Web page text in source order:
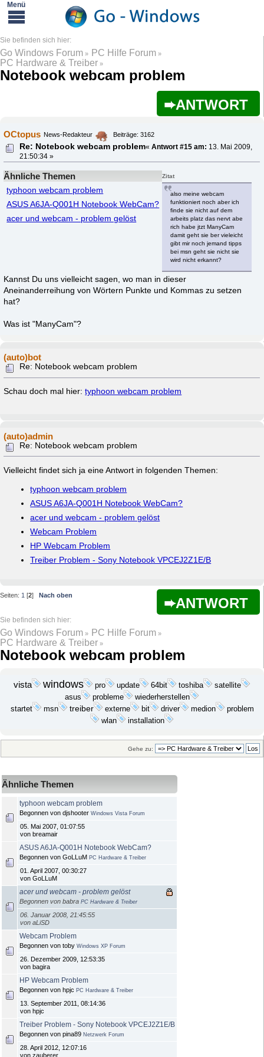
Go Windows Forum » PC Hilfe Forum »
PC Hardware & Treiber »
Notebook webcam problem
ANTWORT
OCtopus News-Redakteur Beiträge: 3162
Re: Notebook webcam problem«Antwort #15 am: 13. Mai 2009,
21:50:34 »
Ähnliche Themen
typhoon webcam problem
ASUS A6JA-Q001H Notebook WebCam?
acer und webcam - problem gelöst
Zitat
also meine webcam
funktioniert noch aber ich
finde sie nicht auf dem
arbeits platz das nervt abe
rich habe jtzt ManyCam
damit geht sie ber vieleicht
gibt mir noch jemand tipps
bei msn geht sie nicht sie
wird nicht erkannt?
Kannst Du uns vielleicht sagen, wo man in dieser
Aneinanderreihung von Wörtern Punkte und Kommas zu setzen
hat?
Was ist "ManyCam"?
(auto)bot
Re: Notebook webcam problem
Schau doch mal hier:typhoon webcam problem
(auto)admin
Re: Notebook webcam problem
Vielleicht findet sich ja eine Antwort in folgenden Themen:
typhoon webcam problem
ASUS A6JA-Q001H Notebook WebCam?
acer und webcam - problem gelöst
Webcam Problem
HP Webcam Problem
Treiber Problem - Sony Notebook VPCEJ2Z1E/B
ANTWORT
Seiten: 1 [2] Nach oben
Go Windows Forum » PC Hilfe Forum »
PC Hardware & Treiber »
Notebook webcam problem
vista windows pro update 64bit toshiba
satellite
asus
probleme
wiederherstellen
startet
msn treiber externe bit driver medion
problem
wlan
installation
Gehe zu:
Ähnliche Themen
typhoon webcam problem
Begonnen von djshooter Windows Vista Forum
05. Mai 2007, 01:07:55
von breamair
ASUS A6JA-Q001H Notebook WebCam?
Begonnen von GoLLuM PC Hardware & Treiber
01. April 2007, 00:30:27
von GoLLuM
acer und webcam - problem gelöst
Begonnen von babra PC Hardware & Treiber
06. Januar 2008, 21:45:55
von aLiSD
Webcam Problem
Begonnen von toby Windows XP Forum
26. Dezember 2009, 12:53:35
von bagira
HP Webcam Problem
Begonnen von hpjc PC Hardware & Treiber
13. September 2011, 08:14:36
von hpjc
Treiber Problem - Sony Notebook VPCEJ2Z1E/B
Begonnen von pina89 Netzwerk Forum
28. April 2012, 12:07:16
von zauberer_